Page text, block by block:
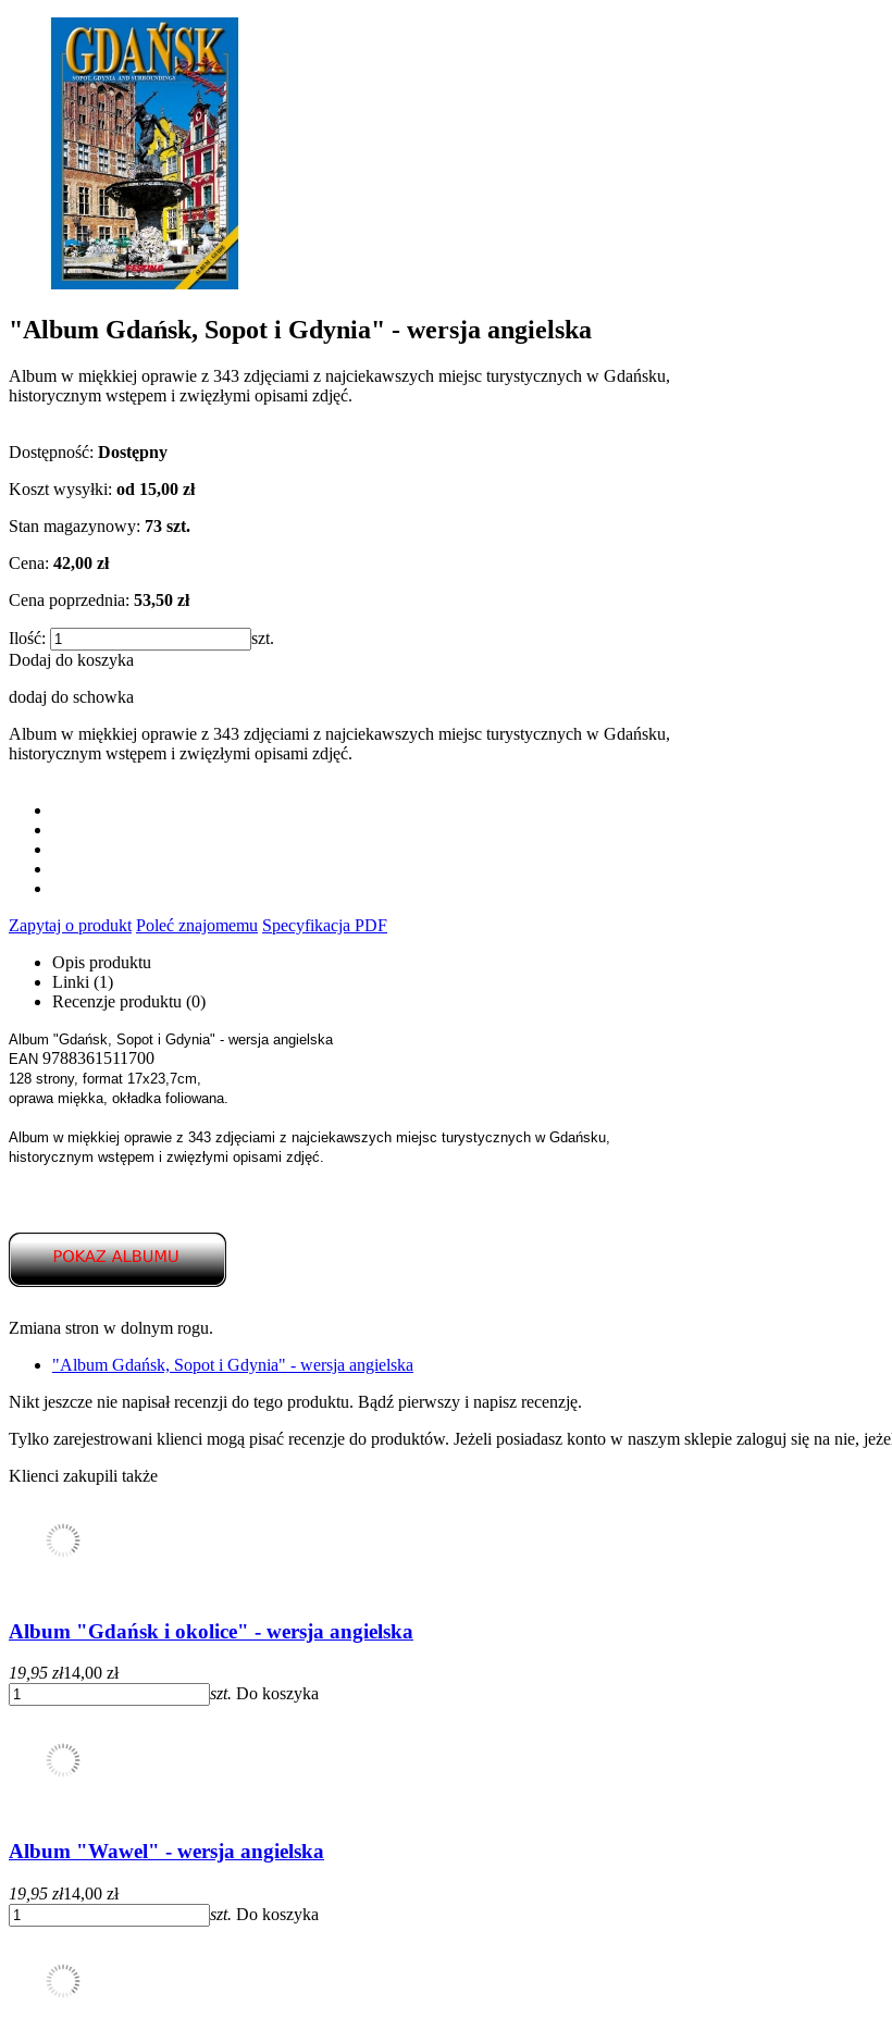
"Album Gdańsk, Sopot i Gdynia" - wersja angielska
Album w miękkiej oprawie z 343 zdjęciami z najciekawszych miejsc turystycznych w Gdańsku,
historycznym wstępem i zwięzłymi opisami zdjęć.
Dostępność: Dostępny
Koszt wysyłki: od 15,00 zł
Stan magazynowy: 73 szt.
Cena: 42,00 zł
Cena poprzednia: 53,50 zł
Ilość:
szt.
Dodaj do koszyka
dodaj do schowka
Album w miękkiej oprawie z 343 zdjęciami z najciekawszych miejsc turystycznych w Gdańsku,
historycznym wstępem i zwięzłymi opisami zdjęć.
Zapytaj o produkt Poleć znajomemu Specyfikacja PDF
Opis produktu
Linki (1)
Recenzje produktu (0)
Album "Gdańsk, Sopot i Gdynia" - wersja angielska
EAN 9788361511700
128 strony, format 17x23,7cm,
oprawa miękka, okładka foliowana.
Album w miękkiej oprawie z 343 zdjęciami z najciekawszych miejsc turystycznych w Gdańsku,
historycznym wstępem i zwięzłymi opisami zdjęć.
Zmiana stron w dolnym rogu.
"Album Gdańsk, Sopot i Gdynia" - wersja angielska
Nikt jeszcze nie napisał recenzji do tego produktu. Bądź pierwszy i napisz recenzję.
Tylko zarejestrowani klienci mogą pisać recenzje do produktów. Jeżeli posiadasz konto w naszym sklepie zaloguj się na nie,
Klienci zakupili także
Album "Gdańsk i okolice" - wersja angielska
19,95 zł14,00 zł
szt. Do koszyka
Album "Wawel" - wersja angielska
19,95 zł14,00 zł
szt. Do koszyka